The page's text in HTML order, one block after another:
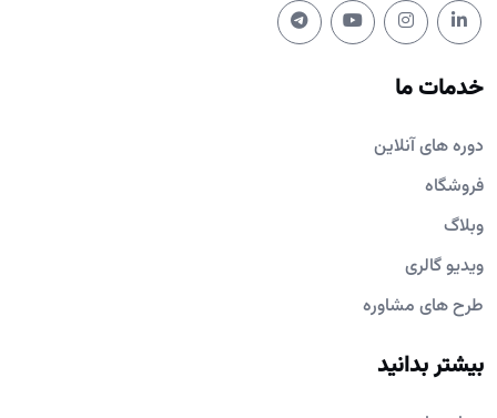
خدمات ما
دوره های آنلاین
فروشگاه
وبلاگ
ویدیو گالری
طرح های مشاوره
بیشتر بدانید